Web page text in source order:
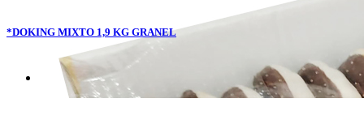
*DOKING MIXTO 1,9 KG GRANEL